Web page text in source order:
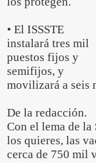
• El ISSSTE
instalará tres mil
puestos fijos y
semifijos, y
movilizará a seis
De la redacción.
Con el lema de
los quieres, las
cerca de 750 mil